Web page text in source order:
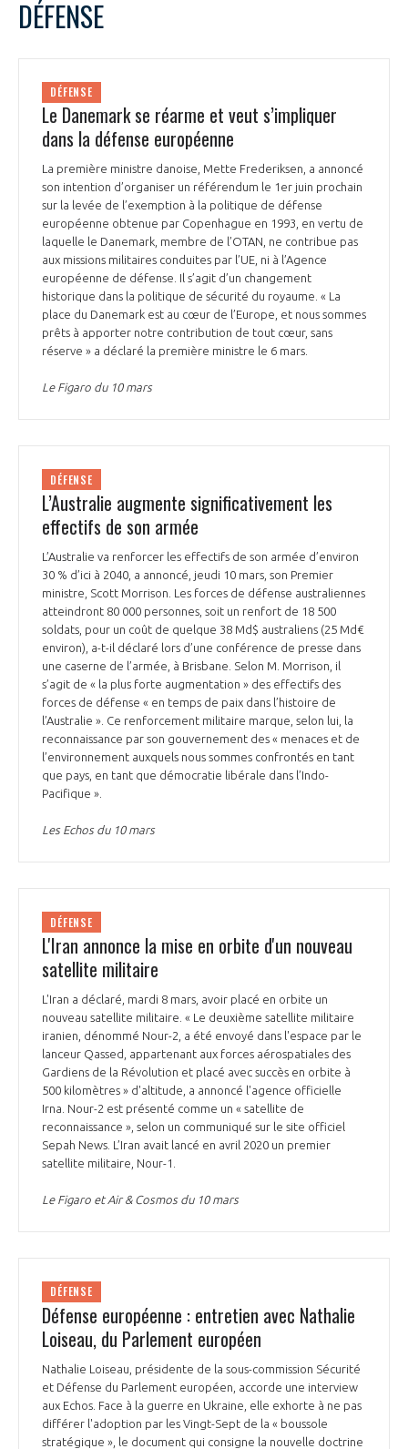
DÉFENSE
DÉFENSE
Le Danemark se réarme et veut s’impliquer
dans la défense européenne
La première ministre danoise, Mette Frederiksen, a annoncé
son intention d’organiser un référendum le 1er juin prochain
sur la levée de l’exemption à la politique de défense
européenne obtenue par Copenhague en 1993, en vertu de
laquelle le Danemark, membre de l’OTAN, ne contribue pas
aux missions militaires conduites par l’UE, ni à l’Agence
européenne de défense. Il s’agit d’un changement
historique dans la politique de sécurité du royaume. « La
place du Danemark est au cœur de l’Europe, et nous sommes
prêts à apporter notre contribution de tout cœur, sans
réserve » a déclaré la première ministre le 6 mars.
Le Figaro du 10 mars
DÉFENSE
L’Australie augmente significativement les
effectifs de son armée
L’Australie va renforcer les effectifs de son armée d’environ
30 % d’ici à 2040, a annoncé, jeudi 10 mars, son Premier
ministre, Scott Morrison. Les forces de défense australiennes
atteindront 80 000 personnes, soit un renfort de 18 500
soldats, pour un coût de quelque 38 Md$ australiens (25 Md€
environ), a-t-il déclaré lors d’une conférence de presse dans
une caserne de l’armée, à Brisbane. Selon M. Morrison, il
s’agit de « la plus forte augmentation » des effectifs des
forces de défense « en temps de paix dans l’histoire de
l’Australie ». Ce renforcement militaire marque, selon lui, la
reconnaissance par son gouvernement des « menaces et de
l’environnement auxquels nous sommes confrontés en tant
que pays, en tant que démocratie libérale dans l’Indo-
Pacifique ».
Les Echos du 10 mars
DÉFENSE
L'Iran annonce la mise en orbite d'un nouveau
satellite militaire
L'Iran a déclaré, mardi 8 mars, avoir placé en orbite un
nouveau satellite militaire. « Le deuxième satellite militaire
iranien, dénommé Nour-2, a été envoyé dans l'espace par le
lanceur Qassed, appartenant aux forces aérospatiales des
Gardiens de la Révolution et placé avec succès en orbite à
500 kilomètres » d'altitude, a annoncé l'agence officielle
Irna. Nour-2 est présenté comme un « satellite de
reconnaissance », selon un communiqué sur le site officiel
Sepah News. L’Iran avait lancé en avril 2020 un premier
satellite militaire, Nour-1.
Le Figaro et Air & Cosmos du 10 mars
DÉFENSE
Défense européenne : entretien avec Nathalie
Loiseau, du Parlement européen
Nathalie Loiseau, présidente de la sous-commission Sécurité
et Défense du Parlement européen, accorde une interview
aux Echos. Face à la guerre en Ukraine, elle exhorte à ne pas
différer l'adoption par les Vingt-Sept de la « boussole
stratégique », le document qui consigne la nouvelle doctrine